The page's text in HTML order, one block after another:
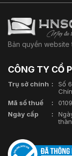
Bản quyền website
CÔNG TY CỔ
Trụ sở chính
Số
Mã số thuế
Ngày cấp